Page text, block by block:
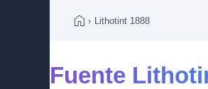
› Lithotint 1888
Fuente